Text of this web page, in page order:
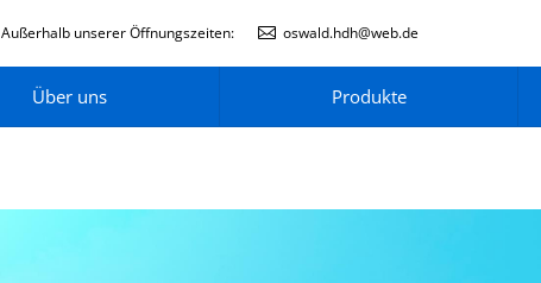
Außerhalb unserer Öffnungszeiten: oswald.hdh@web.de
Über uns Produkte